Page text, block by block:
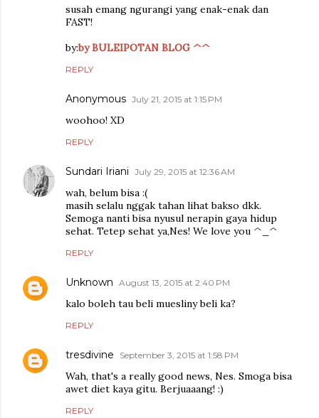
susah emang ngurangi yang enak-enak dan
FAST!
by:by BULEIPOTAN BLOG ^^
REPLY
Anonymous July 21, 2015 at 1:15 PM
woohoo! XD
REPLY
Sundari Iriani July 29, 2015 at 12:36 AM
wah, belum bisa :(
masih selalu nggak tahan lihat bakso dkk.
Semoga nanti bisa nyusul nerapin gaya hidup
sehat. Tetep sehat ya,Nes! We love you ^_^
REPLY
Unknown August 13, 2015 at 2:40 PM
kalo boleh tau beli muesliny beli ka?
REPLY
tresdivine September 3, 2015 at 1:58 PM
Wah, that's a really good news, Nes. Smoga bisa
awet diet kaya gitu. Berjuaaang! :)
REPLY